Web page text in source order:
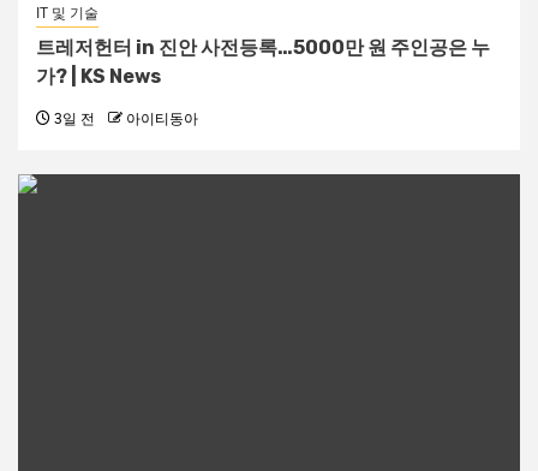
IT 및 기술
트레저헌터 in 진안 사전등록…5000만 원 주인공은 누
가? | KS News
3일 전 아이티동아